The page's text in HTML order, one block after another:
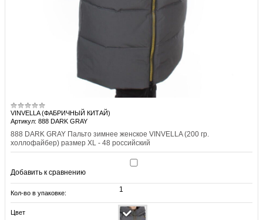
VINVELLA (ФАБРИЧНЫЙ КИТАЙ)
Артикул: 888 DARK GRAY
888 DARK GRAY Пальто зимнее женское VINVELLA (200 гр.
холлофайбер) размер XL - 48 российский
Добавить к сравнению
Кол-во в упаковке: 1
Цвет